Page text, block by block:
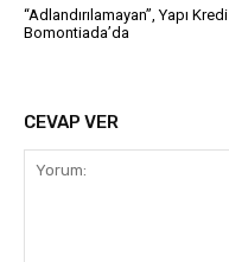
“Adlandırılamayan”, Yapı Kredi
Bomontiada’da
CEVAP VER